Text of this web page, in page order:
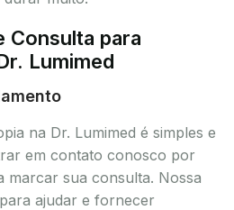
Consulta para
Lumimed
na Dr. Lumimed é simples e
em contato conosco por
marcar sua consulta. Nossa
ajudar e fornecer